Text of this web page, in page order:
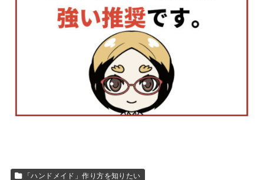
「ハンドメイド」作り方を知りたい